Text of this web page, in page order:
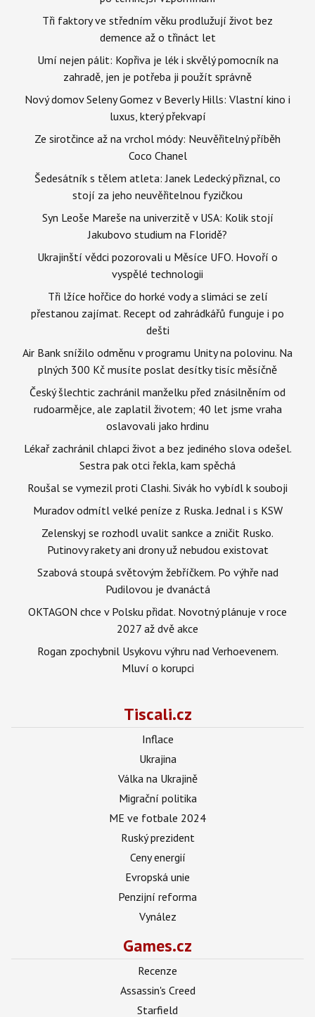
Tři faktory ve středním věku prodlužují život bez
demence až o třináct let
Umí nejen pálit: Kopřiva je lék i skvělý pomocník na
zahradě, jen je potřeba ji použít správně
Nový domov Seleny Gomez v Beverly Hills: Vlastní kino i
luxus, který překvapí
Ze sirotčince až na vrchol módy: Neuvěřitelný příběh
Coco Chanel
Šedesátník s tělem atleta: Janek Ledecký přiznal, co
stojí za jeho neuvěřitelnou fyzičkou
Syn Leoše Mareše na univerzitě v USA: Kolik stojí
Jakubovo studium na Floridě?
Ukrajinští vědci pozorovali u Měsíce UFO. Hovoří o
vyspělé technologii
Tři lžíce hořčice do horké vody a slimáci se zelí
přestanou zajímat. Recept od zahrádkářů funguje i po
dešti
Air Bank snížilo odměnu v programu Unity na polovinu. Na
plných 300 Kč musíte poslat desítky tisíc měsíčně
Český šlechtic zachránil manželku před znásilněním od
rudoarmějce, ale zaplatil životem; 40 let jsme vraha
oslavovali jako hrdinu
Lékař zachránil chlapci život a bez jediného slova odešel.
Sestra pak otci řekla, kam spěchá
Roušal se vymezil proti Clashi. Sivák ho vybídl k souboji
Muradov odmítl velké peníze z Ruska. Jednal i s KSW
Zelenskyj se rozhodl uvalit sankce a zničit Rusko.
Putinovy rakety ani drony už nebudou existovat
Szabová stoupá světovým žebříčkem. Po výhře nad
Pudilovou je dvanáctá
OKTAGON chce v Polsku přidat. Novotný plánuje v roce
2027 až dvě akce
Rogan zpochybnil Usykovu výhru nad Verhoevenem.
Mluví o korupci
Tiscali.cz
Inflace
Ukrajina
Válka na Ukrajině
Migrační politika
ME ve fotbale 2024
Ruský prezident
Ceny energií
Evropská unie
Penzijní reforma
Vynález
Games.cz
Recenze
Assassin's Creed
Starfield